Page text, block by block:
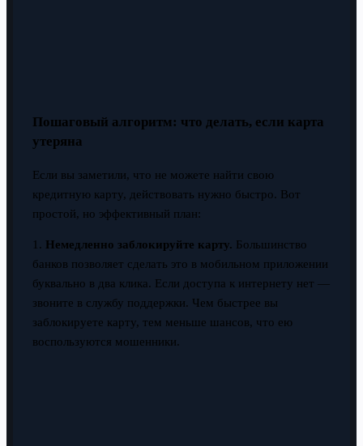
Пошаговый алгоритм: что делать, если карта
утеряна
Если вы заметили, что не можете найти свою
кредитную карту, действовать нужно быстро. Вот
простой, но эффективный план:
1. Немедленно заблокируйте карту. Большинство
банков позволяет сделать это в мобильном приложении
буквально в два клика. Если доступа к интернету нет —
звоните в службу поддержки. Чем быстрее вы
заблокируете карту, тем меньше шансов, что ею
воспользуются мошенники.